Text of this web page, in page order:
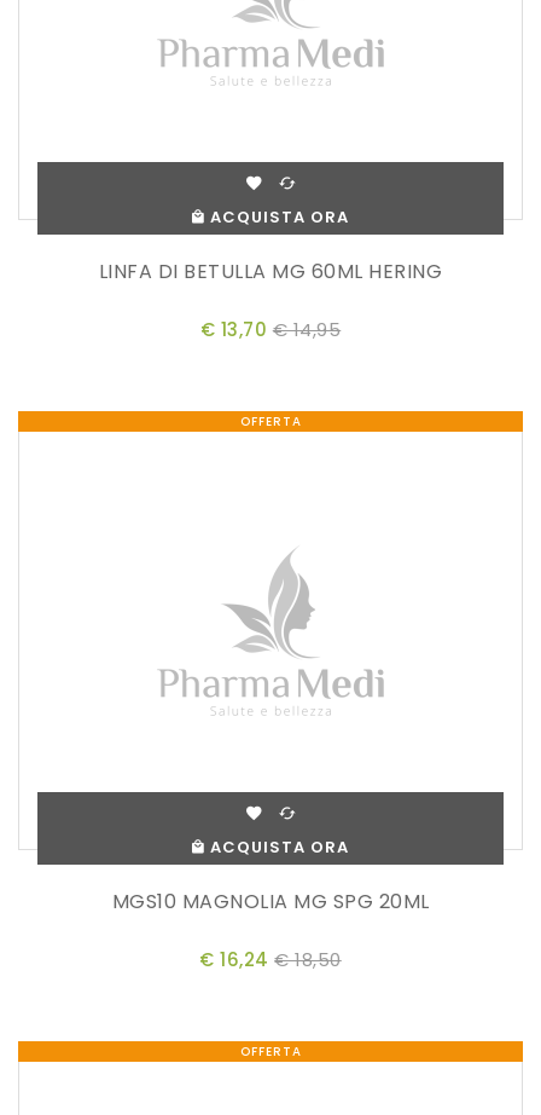
ACQUISTA ORA
LINFA DI BETULLA MG 60ML HERING
€ 13,70 € 14,95
OFFERTA
ACQUISTA ORA
MGS10 MAGNOLIA MG SPG 20ML
€ 16,24 € 18,50
OFFERTA